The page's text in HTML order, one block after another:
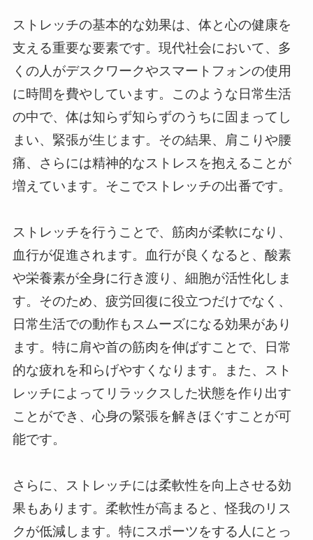
ストレッチの基本的な効果は、体と心の健康を
支える重要な要素です。現代社会において、多
くの人がデスクワークやスマートフォンの使用
に時間を費やしています。このような日常生活
の中で、体は知らず知らずのうちに固まってし
まい、緊張が生じます。その結果、肩こりや腰
痛、さらには精神的なストレスを抱えることが
増えています。そこでストレッチの出番です。
ストレッチを行うことで、筋肉が柔軟になり、
血行が促進されます。血行が良くなると、酸素
や栄養素が全身に行き渡り、細胞が活性化しま
す。そのため、疲労回復に役立つだけでなく、
日常生活での動作もスムーズになる効果があり
ます。特に肩や首の筋肉を伸ばすことで、日常
的な疲れを和らげやすくなります。また、スト
レッチによってリラックスした状態を作り出す
ことができ、心身の緊張を解きほぐすことが可
能です。
さらに、ストレッチには柔軟性を向上させる効
果もあります。柔軟性が高まると、怪我のリス
クが低減します。特にスポーツをする人にとっ